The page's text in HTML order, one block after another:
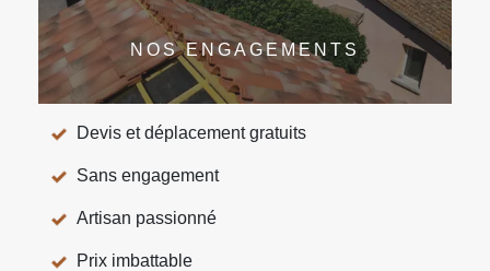
NOS ENGAGEMENTS
Devis et déplacement gratuits
Sans engagement
Artisan passionné
Prix imbattable